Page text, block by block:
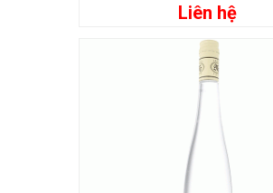
Đọc tiếp
Liên hệ